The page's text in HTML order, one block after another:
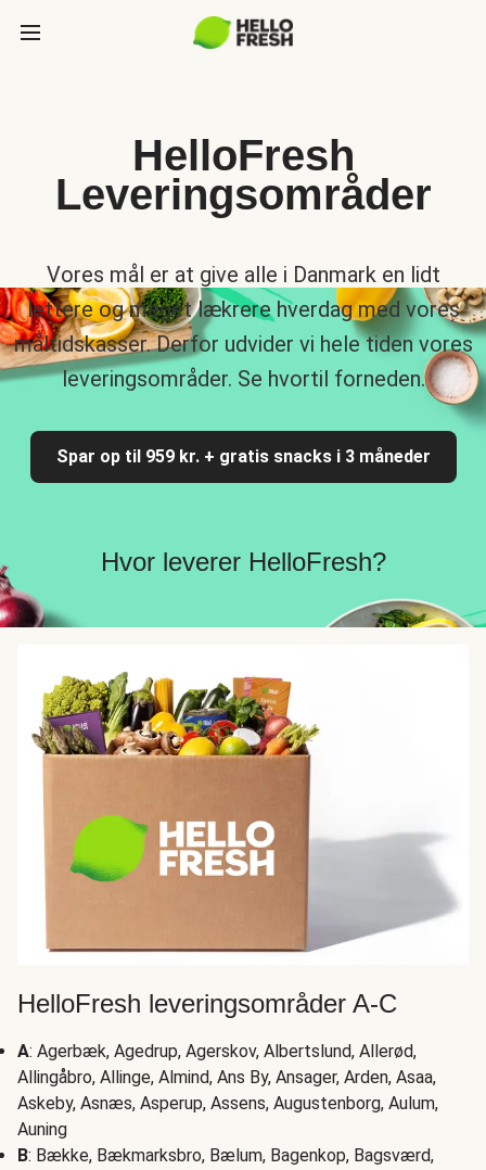
HelloFresh
Leveringsområder
Vores mål er at give alle i Danmark en lidt
lettere og meget lækrere hverdag med vores
måltidskasser. Derfor udvider vi hele tiden vores
leveringsområder. Se hvortil forneden.
Spar op til 959 kr. + gratis snacks i 3 måneder
Hvor leverer HelloFresh?
HelloFresh leveringsområder A-C
A: Agerbæk, Agedrup, Agerskov, Albertslund, Allerød,
Allingåbro, Allinge, Almind, Ans By, Ansager, Arden, Asaa,
Askeby, Asnæs, Asperup, Assens, Augustenborg, Aulum,
Auning
B: Bække, Bækmarksbro, Bælum, Bagenkop, Bagsværd,